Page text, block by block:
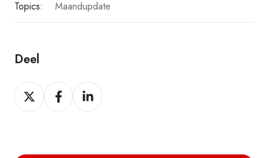
Topics: Maandupdate
Deel
Deel Deel Deel